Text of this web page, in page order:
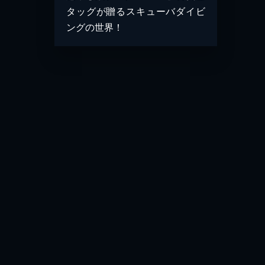
タッグが贈るスキューバダイビ
ングの世界！